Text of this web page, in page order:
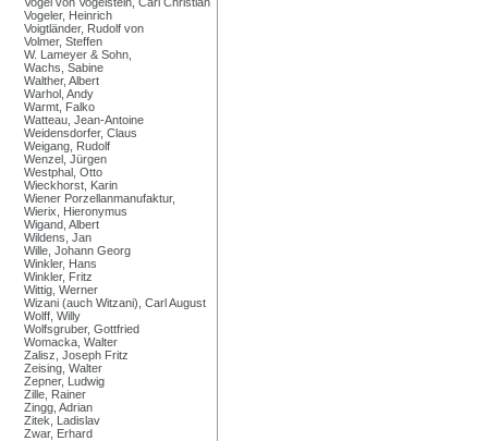
Vogeler, Heinrich
Voigtländer, Rudolf von
Volmer, Steffen
W. Lameyer & Sohn,
Wachs, Sabine
Walther, Albert
Warhol, Andy
Warmt, Falko
Watteau, Jean-Antoine
Weidensdorfer, Claus
Weigang, Rudolf
Wenzel, Jürgen
Westphal, Otto
Wieckhorst, Karin
Wiener Porzellanmanufaktur,
Wierix, Hieronymus
Wigand, Albert
Wildens, Jan
Wille, Johann Georg
Winkler, Hans
Winkler, Fritz
Wittig, Werner
Wizani (auch Witzani), Carl August
Wolff, Willy
Wolfsgruber, Gottfried
Womacka, Walter
Zalisz, Joseph Fritz
Zeising, Walter
Zepner, Ludwig
Zille, Rainer
Zingg, Adrian
Zitek, Ladislav
Zwar, Erhard